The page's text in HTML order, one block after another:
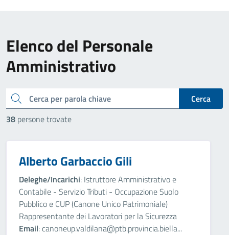
Elenco del Personale
Amministrativo
cerca
Cerca
38 persone trovate
Alberto Garbaccio Gili
Deleghe/Incarichi: Istruttore Amministrativo e
Contabile - Servizio Tributi - Occupazione Suolo
Pubblico e CUP (Canone Unico Patrimoniale)
Rappresentante dei Lavoratori per la Sicurezza
Email: canoneup.valdilana@ptb.provincia.biella...